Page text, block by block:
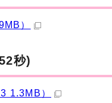
）
秒)
1.3MB）